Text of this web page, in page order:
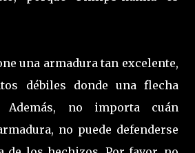
una armadura tan excelente,
débiles donde una flecha
Además, no importa cuán
no puede defenderse